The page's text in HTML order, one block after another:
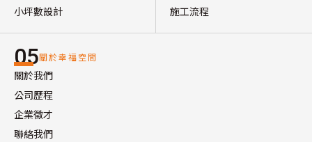
小坪數設計
施工流程
05關於幸福空間
關於我們
公司歷程
企業徵才
聯絡我們